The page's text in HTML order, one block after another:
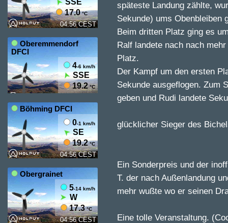
späteste Landung zählte,
Sekunde) ums Obenbleiben
Beim dritten Platz ging es
Ralf landete nach nach
Platz.
Der Kampf um den ersten
Sekunde ausgeflogen. Zum
geben und Rudi landete
glücklicher Sieger des
Ein Sonderpreis und der
T. der nach Außenlandung
mehr wußte wo er seinen
Eine tolle Veranstaltung.